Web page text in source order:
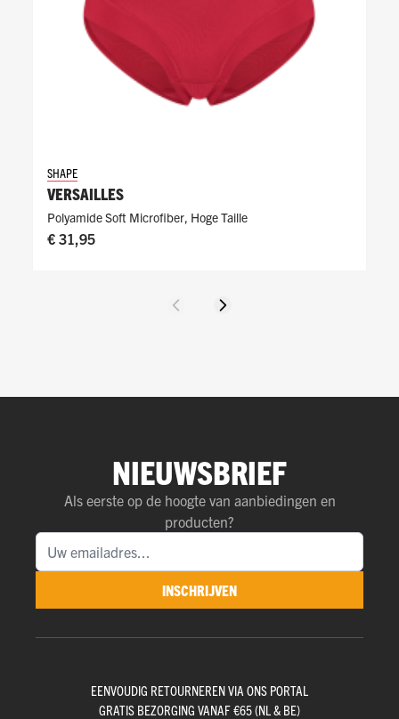
SHAPE
VERSAILLES
Polyamide Soft Microfiber Hoge Taille
€ 31,95
Vorige Volgende
NIEUWSBRIEF
Als eerste op de hoogte van aanbiedingen en
producten?
INSCHRIJVEN
EENVOUDIG RETOURNEREN VIA ONS PORTAL
GRATIS BEZORGING VANAF €65 (NL & BE)